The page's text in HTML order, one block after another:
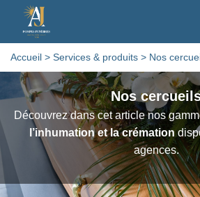
Accueil > Services & produits > Nos
Nos
Découvrez dans cet article nos
l’inhumation et la crémation
agences.